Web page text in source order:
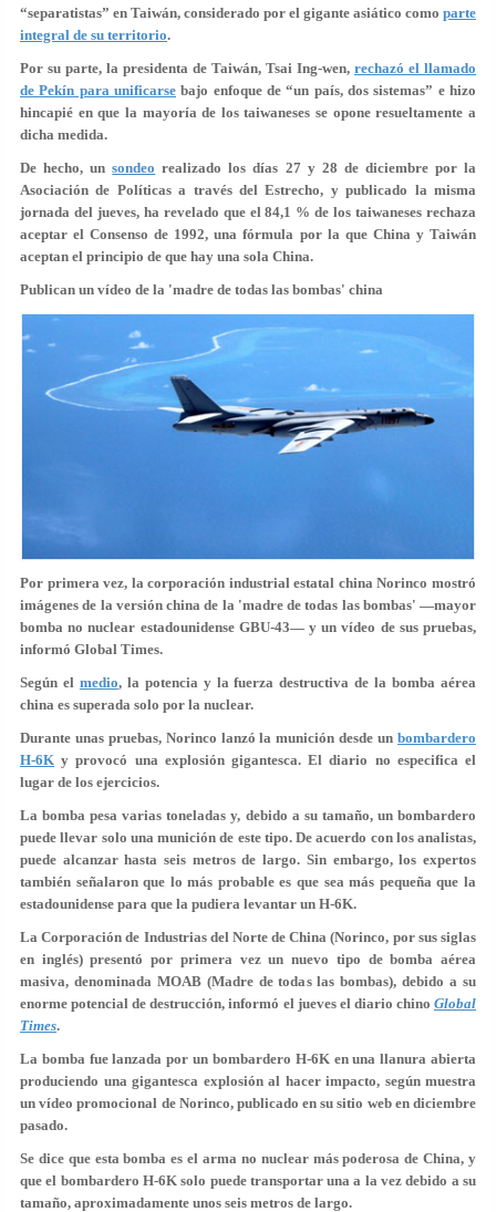
“separatistas” en Taiwán, considerado por el gigante asiático como parte
integral de su territorio.
Por su parte, la presidenta de Taiwán, Tsai Ing-wen, rechazó el llamado
de Pekín para unificarse bajo enfoque de “un país, dos sistemas” e hizo
hincapié en que la mayoría de los taiwaneses se opone resueltamente a
dicha medida.
De hecho, unsondeo realizado los días 27 y 28 de diciembre por la
Asociación de Políticas a través del Estrecho, y publicado la misma
jornada del jueves, ha revelado que el 84,1 % de los taiwaneses rechaza
aceptar el Consenso de 1992, una fórmula por la que China y Taiwán
aceptan el principio de que hay una sola China.
Publican un vídeo de la 'madre de todas las bombas' china
Por primera vez, la corporación industrial estatal china Norinco mostró
imágenes de la versión china de la 'madre de todas las bombas' —mayor
bomba no nuclear estadounidense GBU-43— y un vídeo de sus pruebas,
informó Global Times.
Según el medio, la potencia y la fuerza destructiva de la bomba aérea
china es superada solo por la nuclear.
Durante unas pruebas, Norinco lanzó la munición desde un bombardero
H-6K y provocó una explosión gigantesca. El diario no especifica el
lugar de los ejercicios.
La bomba pesa varias toneladas y, debido a su tamaño, un bombardero
puede llevar solo una munición de este tipo. De acuerdo con los analistas,
puede alcanzar hasta seis metros de largo. Sin embargo, los expertos
también señalaron que lo más probable es que sea más pequeña que la
estadounidense para que la pudiera levantar un H-6K.
La Corporación de Industrias del Norte de China (Norinco, por sus siglas
en inglés) presentó por primera vez un nuevo tipo de bomba aérea
masiva, denominada MOAB (Madre de todas las bombas), debido a su
enorme potencial de destrucción, informó el jueves el diario chino Global
Times.
La bomba fue lanzada por un bombardero H-6K en una llanura abierta
produciendo una gigantesca explosión al hacer impacto, según muestra
un vídeo promocional de Norinco, publicado en su sitio web en diciembre
pasado.
Se dice que esta bomba es el arma no nuclear más poderosa de China, y
que el bombardero H-6K solo puede transportar una a la vez debido a su
tamaño, aproximadamente unos seis metros de largo.